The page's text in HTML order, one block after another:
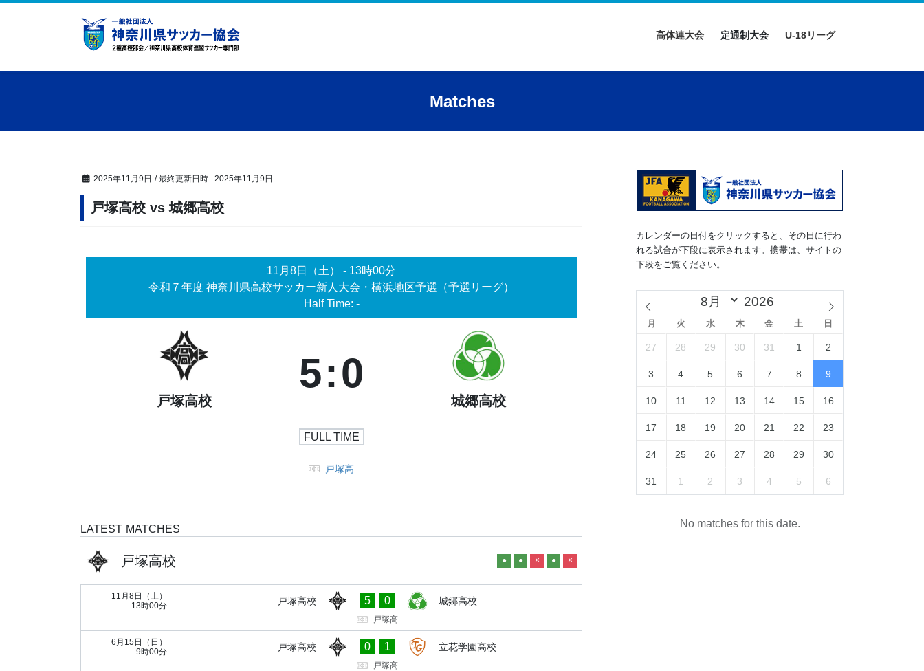
ツ
シ
高体連大会 定通制大会 U-18リーグ
Matches
2025年11月9日 / 最終更新日時 : 2025年11月9日
戸塚高校 vs 城郷高校
11月8日（土） - 13時00分
令和７年度 神奈川県高校サッカー新人大会・横浜地区予選（予選リーグ）
Half Time: -
戸塚高校
5:0
城郷高校
FULL TIME
戸塚高
LATEST MATCHES
戸塚高校 ● ● × ● ×
11月8日（土）
13時00分
戸塚高校 5 0 城郷高校
戸塚高
6月15日（日）
9時00分
戸塚高校 0 1 立花学園高校
戸塚高
カレンダーの日付をクリックすると、その日に行わ
れる試合が下段に表示されます。携帯は、サイトの
下段をご覧ください。
月 火 水 木 金 土 日
27 28 29 30 31 1 2
3 4 5 6 7 8 9
10 11 12 13 14 15 16
17 18 19 20 21 22 23
24 25 26 27 28 29 30
31 1 2 3 4 5 6
No matches for this date.